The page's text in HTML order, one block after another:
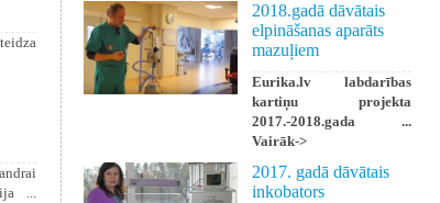
...
2018.gadā dāvātais
elpināšanas aparāts
mazuļiem
Eurika.lv labdarības
kartiņu projekta
2017.-2018.gada ...
Vairāk->
2017. gadā dāvātais
inkobators